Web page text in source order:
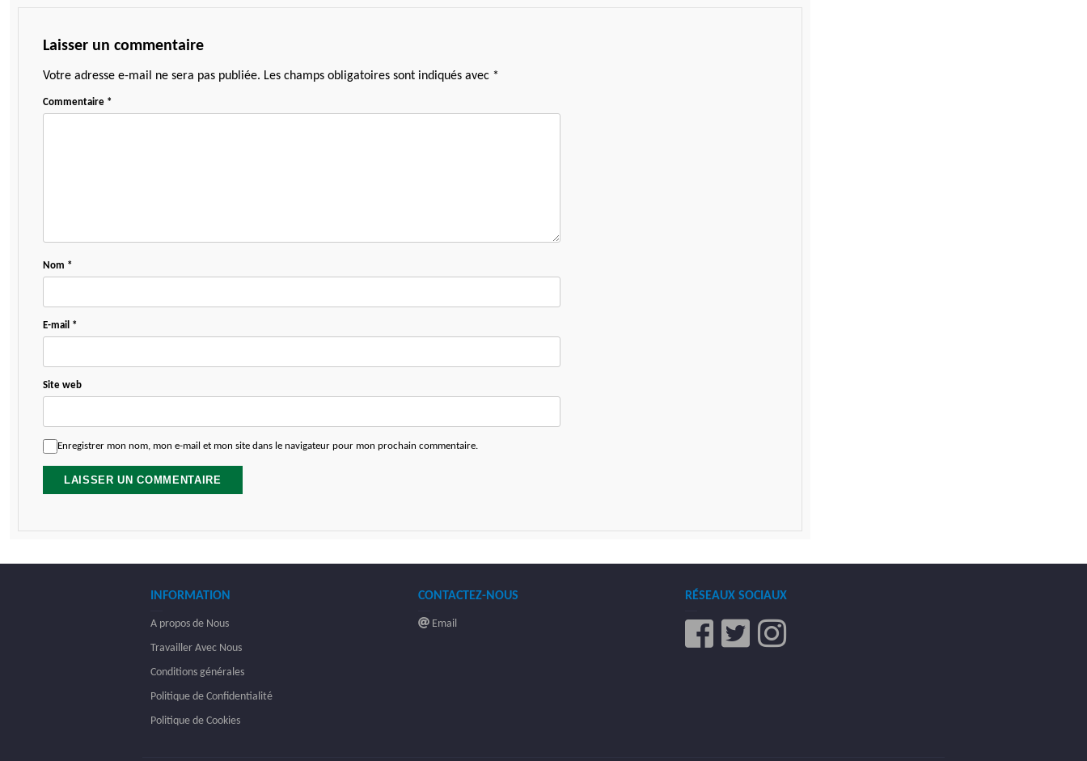
Laisser un commentaire
Votre adresse e-mail ne sera pas publiée. Les champs obligatoires sont indiqués avec *
Commentaire *
Nom *
E-mail *
Site web
Enregistrer mon nom, mon e-mail et mon site dans le navigateur pour mon prochain commentaire.
INFORMATION
A propos de Nous
Travailler Avec Nous
Conditions générales
Politique de Confidentialité
Politique de Cookies
CONTACTEZ-NOUS
Email
RÉSEAUX SOCIAUX